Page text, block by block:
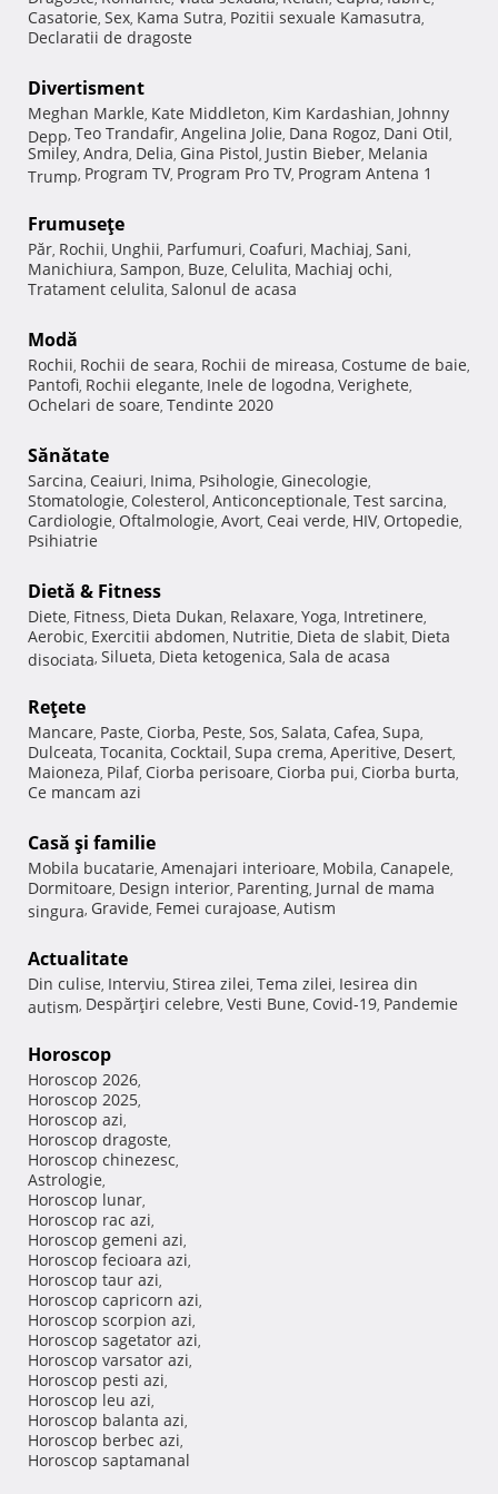
Casatorie, Sex, Kama Sutra, Pozitii sexuale Kamasutra,
Declaratii de dragoste
Divertisment
Meghan Markle, Kate Middleton, Kim Kardashian, Johnny
Depp, Teo Trandafir, Angelina Jolie, Dana Rogoz, Dani Otil,
Smiley, Andra, Delia, Gina Pistol, Justin Bieber, Melania
Trump, Program TV, Program Pro TV, Program Antena 1
Frumuseţe
Păr, Rochii, Unghii, Parfumuri, Coafuri, Machiaj, Sani,
Manichiura, Sampon, Buze, Celulita, Machiaj ochi,
Tratament celulita, Salonul de acasa
Modă
Rochii, Rochii de seara, Rochii de mireasa, Costume de baie,
Pantofi, Rochii elegante, Inele de logodna, Verighete,
Ochelari de soare, Tendinte 2020
Sănătate
Sarcina, Ceaiuri, Inima, Psihologie, Ginecologie,
Stomatologie, Colesterol, Anticonceptionale, Test sarcina,
Cardiologie, Oftalmologie, Avort, Ceai verde, HIV, Ortopedie,
Psihiatrie
Dietă & Fitness
Diete, Fitness, Dieta Dukan, Relaxare, Yoga, Intretinere,
Aerobic, Exercitii abdomen, Nutritie, Dieta de slabit, Dieta
disociata, Silueta, Dieta ketogenica, Sala de acasa
Reţete
Mancare, Paste, Ciorba, Peste, Sos, Salata, Cafea, Supa,
Dulceata, Tocanita, Cocktail, Supa crema, Aperitive, Desert,
Maioneza, Pilaf, Ciorba perisoare, Ciorba pui, Ciorba burta,
Ce mancam azi
Casă şi familie
Mobila bucatarie, Amenajari interioare, Mobila, Canapele,
Dormitoare, Design interior, Parenting, Jurnal de mama
singura, Gravide, Femei curajoase, Autism
Actualitate
Din culise, Interviu, Stirea zilei, Tema zilei, Iesirea din
autism, Despărţiri celebre, Vesti Bune, Covid-19, Pandemie
Horoscop
Horoscop 2026,
Horoscop 2025,
Horoscop azi,
Horoscop dragoste,
Horoscop chinezesc,
Astrologie,
Horoscop lunar,
Horoscop rac azi,
Horoscop gemeni azi,
Horoscop fecioara azi,
Horoscop taur azi,
Horoscop capricorn azi,
Horoscop scorpion azi,
Horoscop sagetator azi,
Horoscop varsator azi,
Horoscop pesti azi,
Horoscop leu azi,
Horoscop balanta azi,
Horoscop berbec azi,
Horoscop saptamanal